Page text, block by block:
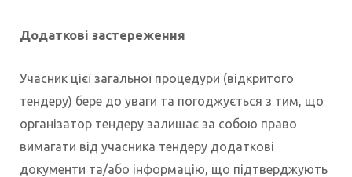
Додаткові застереження
Учасник цієї загальної процедури (відкритого
тендеру) бере до уваги та погоджується з тим, що
організатор тендеру залишає за собою право
вимагати від учасника тендеру додаткові
документи та/або інформацію, що підтверджують